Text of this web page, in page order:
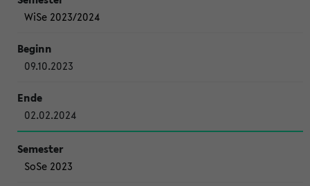
WiSe 2023/2024
09.10.2023
02.02.2024
SoSe 2023